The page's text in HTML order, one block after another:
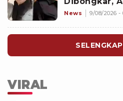
Pemegang
News 9/08/2026 -
VIRAL